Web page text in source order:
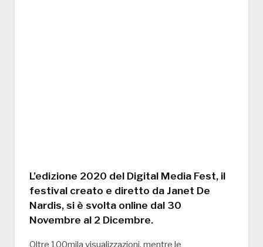
L’edizione 2020 del Digital Media Fest, il
festival creato e diretto da Janet De
Nardis, si è svolta online dal 30
Novembre al 2 Dicembre.
Oltre 100mila visualizzazioni, mentre le